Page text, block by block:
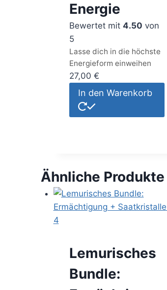
Energie
Bewertet mit 4.50 von
5
Lasse dich in die höchste
Energieform einweihen
27,00 €
In den Warenkorb
Ähnliche Produkte
Lemurisches
Bundle: